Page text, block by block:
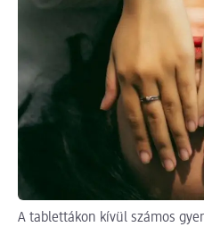
A tablettákon kívül számos